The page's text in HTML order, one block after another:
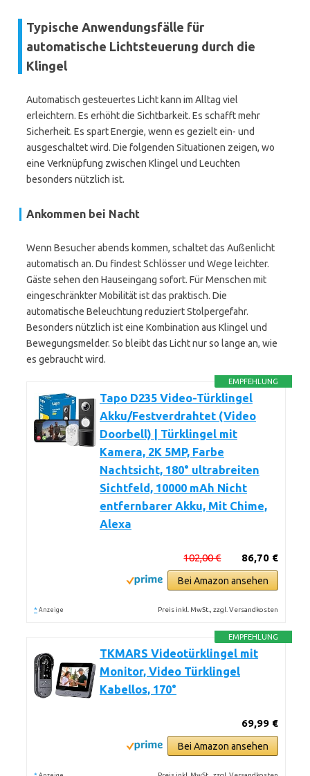
Typische Anwendungsfälle für
automatische Lichtsteuerung durch die
Klingel
Automatisch gesteuertes Licht kann im Alltag viel
erleichtern. Es erhöht die Sichtbarkeit. Es schafft mehr
Sicherheit. Es spart Energie, wenn es gezielt ein- und
ausgeschaltet wird. Die folgenden Situationen zeigen, wo
eine Verknüpfung zwischen Klingel und Leuchten
besonders nützlich ist.
Ankommen bei Nacht
Wenn Besucher abends kommen, schaltet das Außenlicht
automatisch an. Du findest Schlösser und Wege leichter.
Gäste sehen den Hauseingang sofort. Für Menschen mit
eingeschränkter Mobilität ist das praktisch. Die
automatische Beleuchtung reduziert Stolpergefahr.
Besonders nützlich ist eine Kombination aus Klingel und
Bewegungsmelder. So bleibt das Licht nur so lange an, wie
es gebraucht wird.
EMPFEHLUNG
Tapo D235 Video-Türklingel
Akku/Festverdrahtet (Video
Doorbell) | Türklingel mit
Kamera, 2K 5MP, Farbe
Nachtsicht, 180° ultrabreiten
Sichtfeld, 10000 mAh Nicht
entfernbarer Akku, Mit Chime,
Alexa
86,70 €
102,00 €
Bei Amazon ansehen
* Anzeige Preis inkl. MwSt., zzgl. Versandkosten
EMPFEHLUNG
TKMARS Videotürklingel mit
Monitor, Video Türklingel
Kabellos, 170°
69,99 €
Bei Amazon ansehen